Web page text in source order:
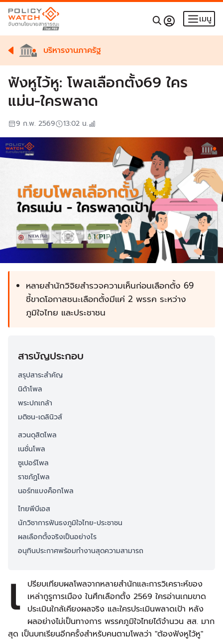
เมนู
บริหารงานภาครัฐ
ฟังหูไว้หู: โพลเลือกตั้ง69 ใคร
แม่น-ใครพลาด
9 ก.พ. 2569 13:02 น.
หลายสำนักวิจิยสำรวจความเห็นก่อนเลือกตั้ง 69
ชี้ขาดโอกาสชนะเลือกตั้งมีแค่ 2 พรรค ระหว่าง
ภูมิใจไทย และประชาชน
สารบัญประกอบ
สรุปสาระสำคัญ
นิด้าโพล
พระปกเกล้า
มติชน-เดลินิวส์
สวนดุสิตโพล
เนชั่นโพล
ซูเปอร์โพล
ราชภัฏโพล
นอร์ทแบงค็อกโพล
ไทยพีบีเอส
นักวิชาการฟันธงภูมิใจไทย-ประชาชน
ผลเลือกตั้งจริงเป็นอย่างไร
อนุทินประกาศพร้อมทำงานสุดความสามารถ
เ
ปรียบเทียบผลโพลจากหลายสำนักและการวิเคราะห์ของ
เหล่ากูรูการเมือง ในศึกเลือกตั้ง 2569 ใครอ่านเกมขาด
ประเมินใกล้เคียงผลจริง และใครประเมินพลาดเป้า หลัง
ผลอย่างไม่เป็นทางการ พรรคภูมิใจไทยได้จำนวน สส. มาก
สุด เป็นบทเรียนอีกครั้งสำหรับคนตามโพลว่า "ต้องฟังหูไว้หู"